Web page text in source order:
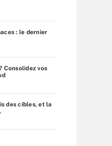
: le dernier
Consolidez vos
des cibles, et la